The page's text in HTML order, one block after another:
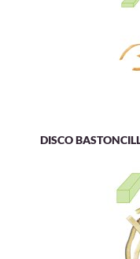
DISCO